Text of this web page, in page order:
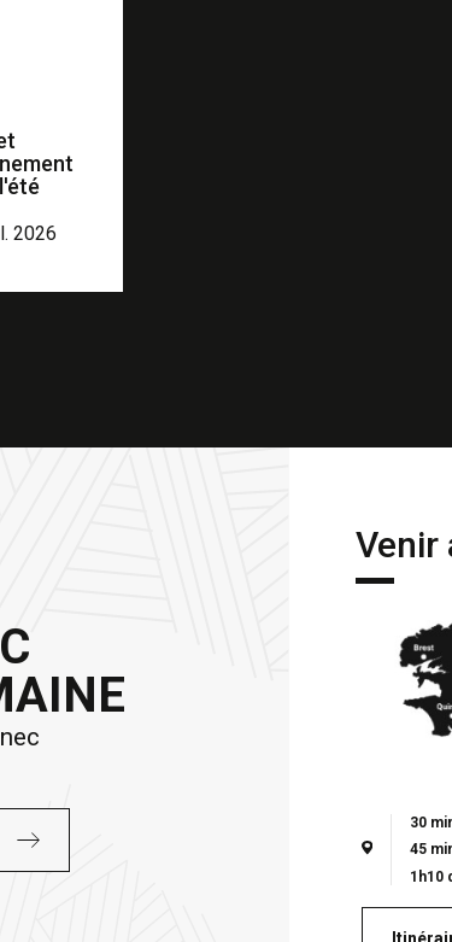
2026
Venir
30
45
1h10